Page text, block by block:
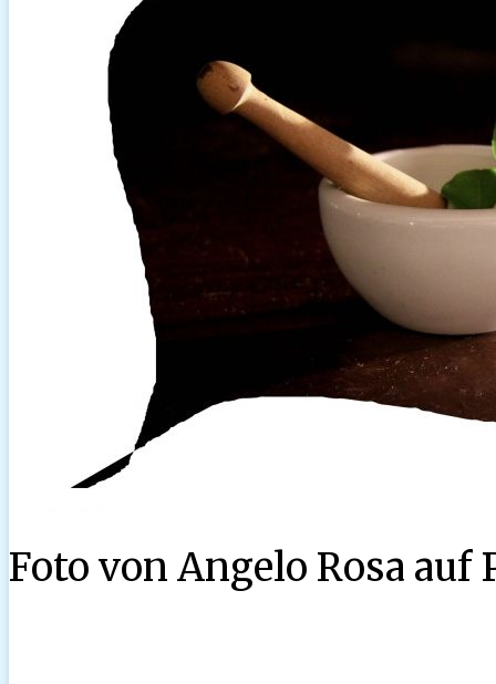
Foto von Angelo Rosa auf